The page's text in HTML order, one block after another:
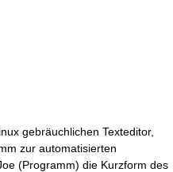
gebräuchlichen Texteditor,
zur automatisierten
(Programm) die Kurzform des